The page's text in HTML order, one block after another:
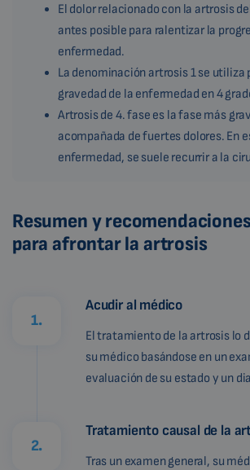
El dolor relacionado con la artrosis
antes posible para ralentizar la
enfermedad.
La denominación artrosis 1 se utiliza
gravedad de la enfermedad en 4
Artrosis de 4. fase es la fase más
acompañada de fuertes dolores. En
enfermedad, se suele recurrir a la
Resumen y recomendaciones
para afrontar la artrosis
1.
Acudir al médico
El tratamiento de la artrosis lo
su médico basándose en un
evaluación de su estado y un
2.
Tratamiento causal de la
Tras un examen general, su